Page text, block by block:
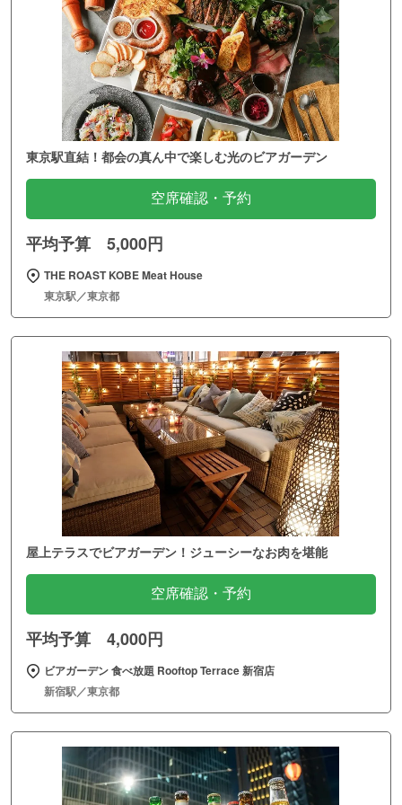
東京駅直結！都会の真ん中で楽しむ光のビアガーデン
空席確認・予約
平均予算 5,000円
THE ROAST KOBE Meat House
東京駅／東京都
屋上テラスでビアガーデン！ジューシーなお肉を堪能
空席確認・予約
平均予算 4,000円
ビアガーデン 食べ放題 Rooftop Terrace 新宿店
新宿駅／東京都